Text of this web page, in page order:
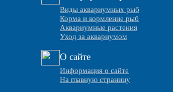
Виды аквариумных рыб
Корма и кормление рыб
Аквариумные растения
Уход за аквариумом
О сайте
Информация о сайте
На главную страницу